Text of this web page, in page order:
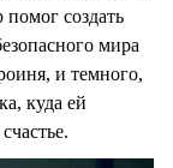
помог создать
мира
и темного,
куда ей